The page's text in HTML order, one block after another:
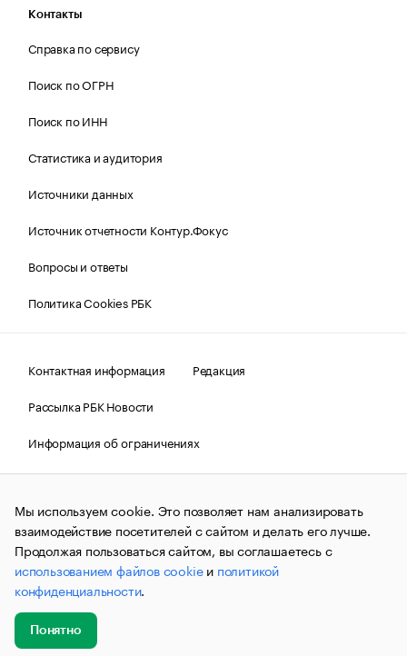
Контакты
Справка по сервису
Поиск по ОГРН
Поиск по ИНН
Статистика и аудитория
Источники данных
Источник отчетности Контур.Фокус
Вопросы и ответы
Политика Cookies РБК
Контактная информация
Редакция
Рассылка РБК Новости
Информация об ограничениях
Правовая информация
О соблюдении авторских прав
© АО «РОСБИЗНЕСКОНСАЛТИНГ»,1995–2026.Сообщения
и материалы информационного агентства «РБК»
(зарегистрировано Федеральной службой по надзору в сфере
связи, информационных технологий и массовых
коммуникаций (Роскомнадзор) 09.12.2015 за номером ИА
№ФС77-63848) сопровождаются пометкой «РБК». Отдельные
публикации могут содержать информацию,
не предназначенную для пользователей
до 18 лет.
Мы используем cookie. Это позволяет нам анализировать
взаимодействие посетителей с сайтом и делать его лучше.
Продолжая пользоваться сайтом, вы соглашаетесь с
использованием файлов cookieи политикой
конфиденциальности.
Понятно